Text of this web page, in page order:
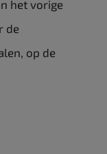
het vorige
de
op de